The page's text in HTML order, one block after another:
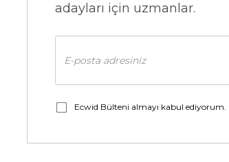
adayları için uzmanlar.
Ecwid Bülteni almayı kabul